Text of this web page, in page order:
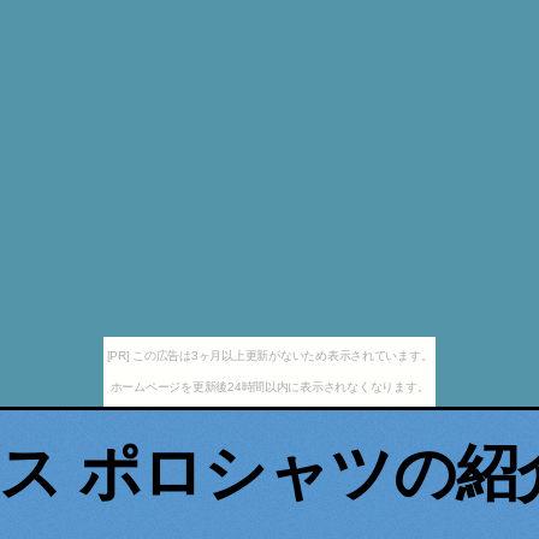
[PR] この広告は3ヶ月以上更新がないため表示されています。
ホームページを更新後24時間以内に表示されなくなります。
ポロシャツの紹